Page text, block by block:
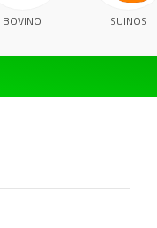
BOVINO SUINOS